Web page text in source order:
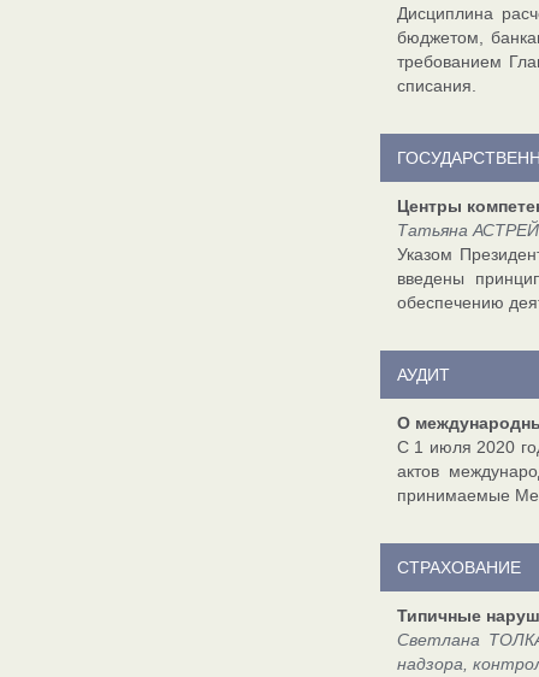
Дисциплина
бюджетом,
требованием
списания.
Центры
Татьяна
Указом
введены
обеспечению
АУДИТ
О
С 1 июля 2020
актов
принимаемые
СТРАХОВАНИЕ
Типичные
Светлана
надзора,